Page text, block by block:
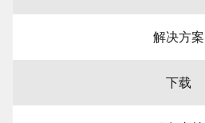
解决方案
下载